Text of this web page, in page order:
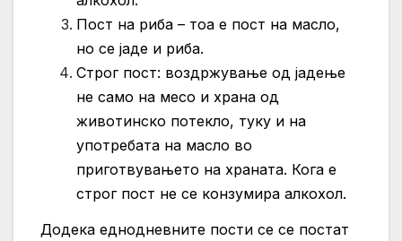
Пост на риба – тоа е пост на масло,
но се јаде и риба.
Строг пост: воздржување од јадење
не само на месо и храна од
животинско потекло, туку и на
употребата на масло во
приготвувањето на храната. Кога е
строг пост не се конзумира алкохол.
Додека еднодневните пости се се постат